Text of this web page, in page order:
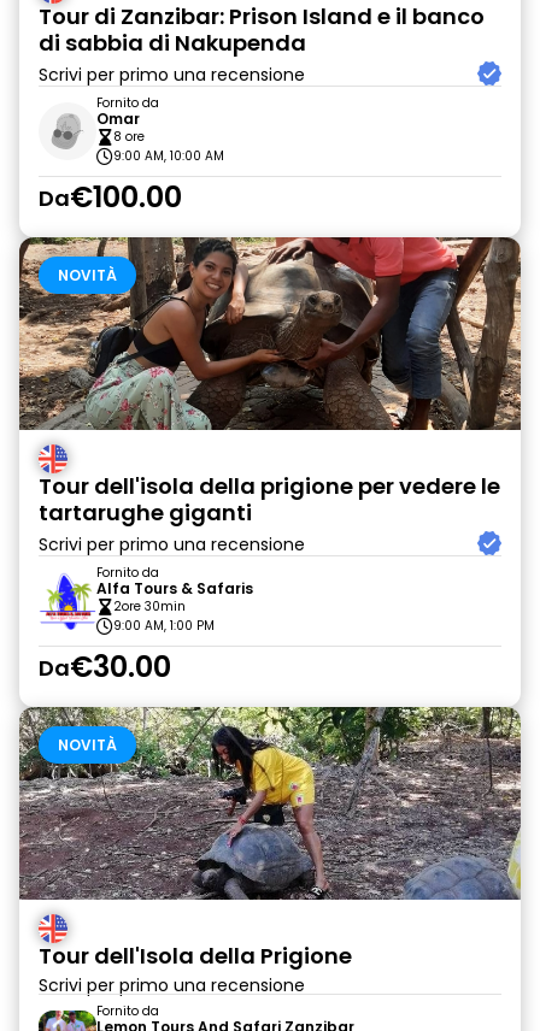
Tour di Zanzibar: Prison Island e il banco
di sabbia di Nakupenda
Scrivi per primo una recensione
Fornito da
Omar
8 ore
9:00 AM, 10:00 AM
Da€100.00
NOVITÀ
Tour dell'isola della prigione per vedere le
tartarughe giganti
Scrivi per primo una recensione
Fornito da
Alfa Tours & Safaris
2ore 30min
9:00 AM, 1:00 PM
Da€30.00
NOVITÀ
Tour dell'Isola della Prigione
Scrivi per primo una recensione
Fornito da
Lemon Tours And Safari Zanzibar